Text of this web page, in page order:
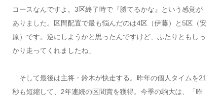
コースなんですよ。3区終了時で『勝てるかな』という感覚が
ありました。区間配置で最も悩んだのは4区（伊藤）と5区（安
原）です。逆にしようかと思ったんですけど、ふたりともしっ
かり走ってくれましたね」
そして最後は主将・鈴木が快走する。昨年の個人タイムを21
秒も短縮して、2年連続の区間賞を獲得。今季の駒大は、「昨